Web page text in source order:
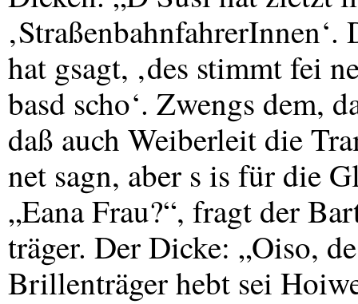
hat gsagt, ‚des stimmt fei
basd scho‘. Zwengs dem,
daß auch Weiberleit die
net sagn, aber s is für die
„Eana Frau?“, fragt der
träger. Der Dicke: „Oiso,
Brillenträger hebt sei